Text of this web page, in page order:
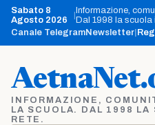
Vai
contenuto
Sabato 8
Agosto 2026
Informazione,
Dal 1998 la scuola
Canale TelegramNewsletter
INFORMAZIONE,
LA SCUOLA. DAL 1998 LA
RETE.